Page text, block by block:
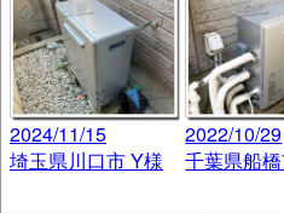
2024/11/15
埼玉県川口市 Y様
2022/10/29
千葉県船